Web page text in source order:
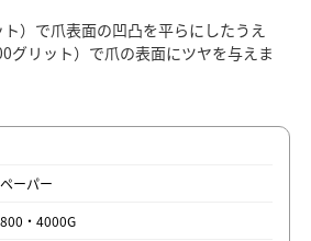
）で爪表面の凹凸を平らにしたうえ
グリット）で爪の表面にツヤを与えま
ペーパー
800・4000G